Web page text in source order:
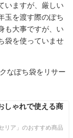
いますが、厳しい
玉を渡す際のぽち
も大事ですが、い
袋を使っていませ
なぽち袋をリサー
しゃれで使える商
リア」のおすすめ商品